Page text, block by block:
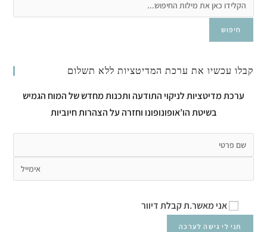
חיפוש
קבלו עכשיו את ערכת המדיטציות ללא תשלום
ערכת מדיטציות לניקוי התודעה ותכנות מחדש של המוח הגמיש
בשיטת הו’אופונופונו וחזרה על הצהרות חיוביות
אני מאשר.ת קבלת דיוור